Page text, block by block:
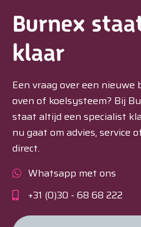
Burnex
klaar
Een vraag over een nieuwe
oven of koelsysteem? Bij
staat altijd een specialist
nu gaat om advies, service
direct.
Whatsapp met ons
+31 (0)30 - 68 68 222